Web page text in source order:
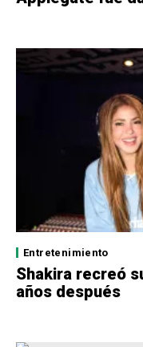
Entretenimiento
Shakira recreó
años después